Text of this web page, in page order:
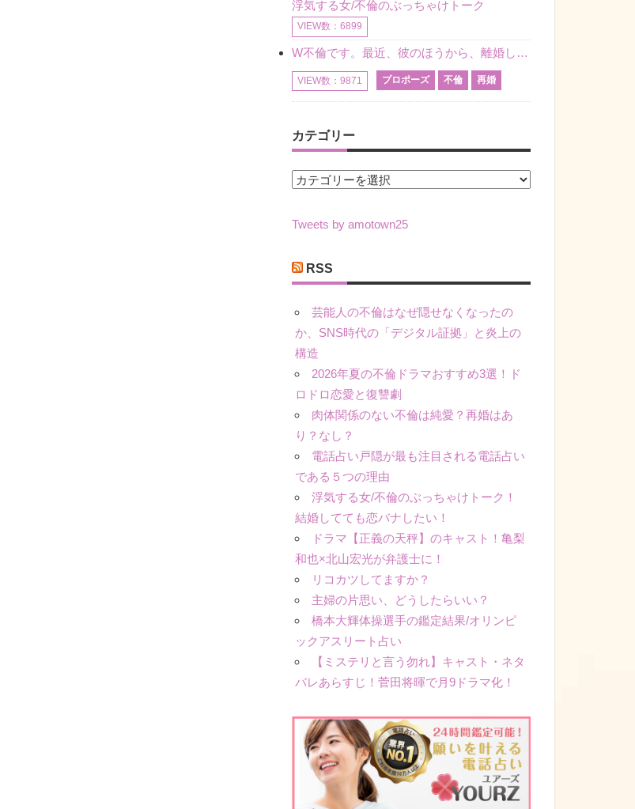
浮気する女/不倫のぶっちゃけトーク
VIEW数：6899
W不倫です。最近、彼のほうから、離婚して再婚しよう、と言ってきました。ハッキリいうと、そこまでは考えていませんでした。彼を好きな気持ちはあるし、彼なしの生活は考えられません。だけど、離婚して再婚すると
VIEW数：9871 プロポーズ 不倫 再婚
カテゴリー
カ
ゴ
ー
Tweets by amotown25
RSS
芸能人の不倫はなぜ隠せなくなったの
か、SNS時代の「デジタル証拠」と炎上の
構造
2026年夏の不倫ドラマおすすめ3選！ド
ロドロ恋愛と復讐劇
肉体関係のない不倫は純愛？再婚はあ
り？なし？
電話占い戸隠が最も注目される電話占い
である５つの理由
浮気する女/不倫のぶっちゃけトーク！
結婚してても恋バナしたい！
ドラマ【正義の天秤】のキャスト！亀梨
和也×北山宏光が弁護士に！
リコカツしてますか？
主婦の片思い、どうしたらいい？
橋本大輝体操選手の鑑定結果/オリンピ
ックアスリート占い
【ミステリと言う勿れ】キャスト・ネタ
バレあらすじ！菅田将暉で月9ドラマ化！